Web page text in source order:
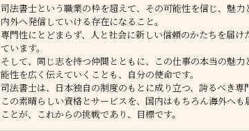
司法書士という職業の枠を超えて、その可能性を信じ、魅力
内外へ発信していける存在になること。
専門性にとどまらず、人と社会に新しい信頼のかたちを届け
ています。
そして、同じ志を持つ仲間とともに、この仕事の本当の魅力
能性を広く伝えていくことも、自分の使命です。
司法書士は、日本独自の制度のもとに成り立つ、誇るべき専
この素晴らしい資格とサービスを、国内はもちろん海外へも
ことが、これからの挑戦であり、目標です。